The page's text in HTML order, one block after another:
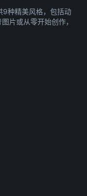
9种精美风格，包括动
片或从零开始创作，